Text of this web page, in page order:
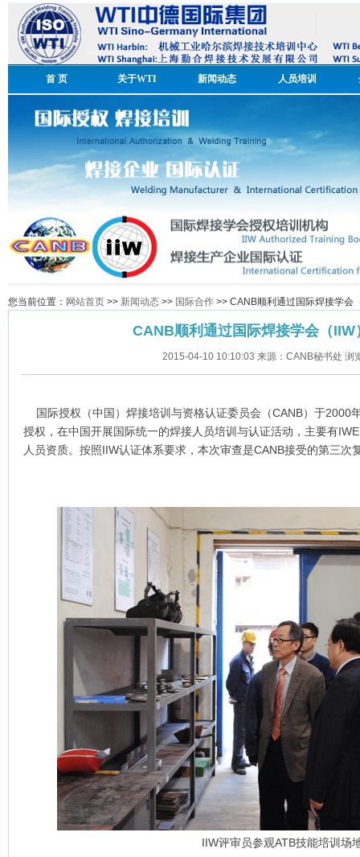
首 页 关于WTI 新闻动态 人员培训
您当前位置： 网站首页 >> 新闻动态 >> 国际合作 >> CANB顺利通过国际焊接学会
CANB顺利通过国际焊接学会（IIW
2015-04-10 10:10:03 来源：CANB秘书处 浏
国际授权（中国）焊接培训与资格认证委员会（CANB）于2000
授权，在中国开展国际统一的焊接人员培训与认证活动，主要有
人员资质。按照IIW认证体系要求，本次审查是CANB接受的第三次
IIW评审员参观ATB技能培训场